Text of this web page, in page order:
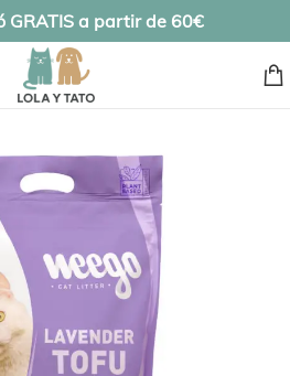
GRATIS a partir de 60€